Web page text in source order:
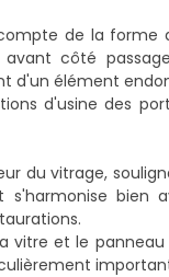
de la forme
côté
d'un élément
d'usine des
du vitrage,
bien
vitre et le